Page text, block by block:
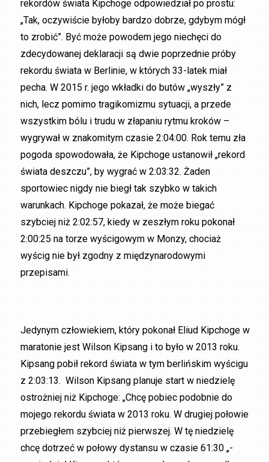
rekordów świata Kipchoge odpowiedział po prostu:
„Tak, oczywiście byłoby bardzo dobrze, gdybym mógł
to zrobić”. Być może powodem jego niechęci do
zdecydowanej deklaracji są dwie poprzednie próby
rekordu świata w Berlinie, w których 33-latek miał
pecha. W 2015 r. jego wkładki do butów „wyszły” z
nich, lecz pomimo tragikomizmu sytuacji, a przede
wszystkim bólu i trudu w złapaniu rytmu kroków –
wygrywał w znakomitym czasie 2:04:00. Rok temu zła
pogoda spowodowała, że ​​Kipchoge ustanowił „rekord
świata deszczu”, by wygrać w 2:03:32. Żaden
sportowiec nigdy nie biegł tak szybko w takich
warunkach. Kipchoge pokazał, że może biegać
szybciej niż 2:02:57, kiedy w zeszłym roku pokonał
2:00:25 na torze wyścigowym w Monzy, chociaż
wyścig nie był zgodny z międzynarodowymi
przepisami.
Jedynym człowiekiem, który pokonał Eliud Kipchoge w
maratonie jest Wilson Kipsang i to było w 2013 roku.
Kipsang pobił rekord świata w tym berlińskim wyścigu
z 2:03:13. Wilson Kipsang planuje start w niedzielę
ostrożniej niż Kipchoge: „Chcę pobiec podobnie do
mojego rekordu świata w 2013 roku. W drugiej połowie
przebiegłem szybciej niż pierwszej. W tę niedzielę
chcę dotrzeć w połowy dystansu w czasie 61:30 „-